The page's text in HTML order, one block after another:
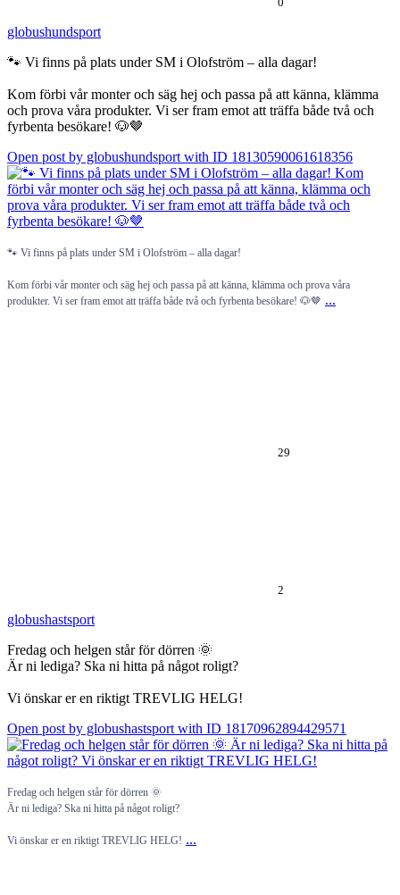
globushundsport
🐾 Vi finns på plats under SM i Olofström – alla dagar!
Kom förbi vår monter och säg hej och passa på att känna, klämma
och prova våra produkter. Vi ser fram emot att träffa både två och
fyrbenta besökare! 🐶🤎
Open post by globushundsport with ID 18130590061618356
🐾 Vi finns på plats under SM i Olofström – alla dagar!
Kom förbi vår monter och säg hej och passa på att känna, klämma och prova våra
produkter. Vi ser fram emot att träffa både två och fyrbenta besökare! 🐶🤎 ...
29
2
globushastsport
Fredag och helgen står för dörren 🌞
Är ni lediga? Ska ni hitta på något roligt?
Vi önskar er en riktigt TREVLIG HELG!
Open post by globushastsport with ID 18170962894429571
Fredag och helgen står för dörren 🌞
Är ni lediga? Ska ni hitta på något roligt?
Vi önskar er en riktigt TREVLIG HELG! ...